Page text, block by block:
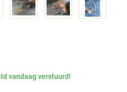
vandaag verstuurd!